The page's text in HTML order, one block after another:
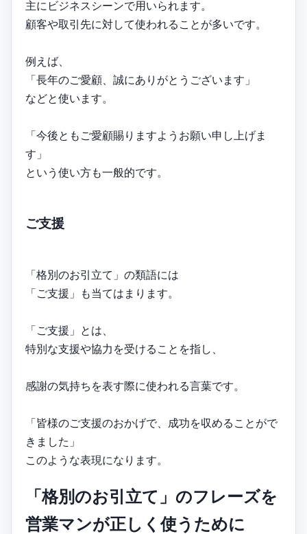
主にビジネスシーンで用いられます。
顧客や取引先に対して使われることが多いです。
例えば、
「長年のご愛顧、誠にありがとうございます」
などと使います。
「今後ともご愛顧賜りますようお願い申し上げま
す」
という使い方も一般的です。
ご支援
「格別のお引立て」の類語には
「ご支援」も当てはまります。
「ご支援」とは、
特別な支援や協力を受けることを指し、
感謝の気持ちを表す際に使われる言葉です。
「皆様のご支援のおかげで、成功を収めることがで
きました」
このような表現になります。
「格別のお引立て」のフレーズを
営業マンが正しく使うために